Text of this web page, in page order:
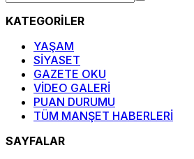
KATEGORİLER
YAŞAM
SİYASET
GAZETE OKU
VİDEO GALERİ
PUAN DURUMU
TÜM MANŞET HABERLERİ
SAYFALAR